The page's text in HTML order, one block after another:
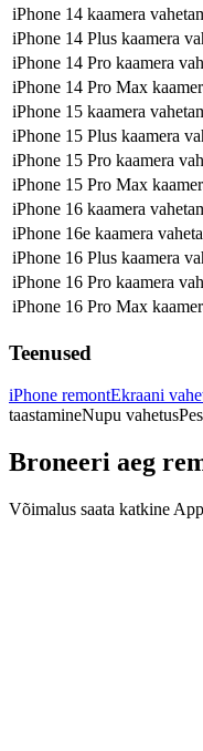
iPhone 14 kaamera
iPhone 14 Plus kaamera
iPhone 14 Pro kaamera
iPhone 14 Pro Max
iPhone 15 kaamera
iPhone 15 Plus kaamera
iPhone 15 Pro kaamera
iPhone 15 Pro Max
iPhone 16 kaamera
iPhone 16e kaamera
iPhone 16 Plus kaamera
iPhone 16 Pro kaamera
iPhone 16 Pro Max
Teenused
iPhone remontEkraani
taastamineNupu vahetus
Broneeri aeg
Võimalus saata katkine